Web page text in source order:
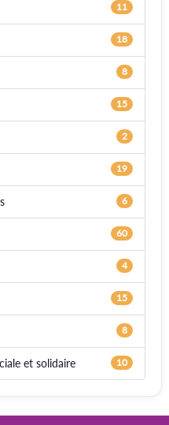
11
18
8
15
2
19
6
60
4
15
8
et solidaire 10